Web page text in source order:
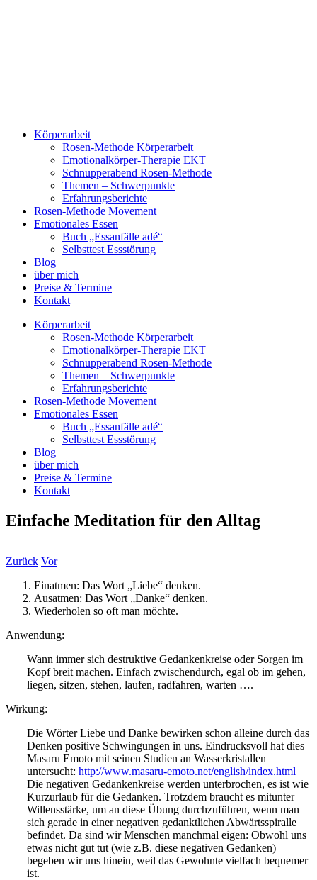
Körperarbeit
Rosen-Methode Körperarbeit
Emotionalkörper-Therapie EKT
Schnupperabend Rosen-Methode
Themen – Schwerpunkte
Erfahrungsberichte
Rosen-Methode Movement
Emotionales Essen
Buch „Essanfälle adé“
Selbsttest Essstörung
Blog
über mich
Preise & Termine
Kontakt
Körperarbeit
Rosen-Methode Körperarbeit
Emotionalkörper-Therapie EKT
Schnupperabend Rosen-Methode
Themen – Schwerpunkte
Erfahrungsberichte
Rosen-Methode Movement
Emotionales Essen
Buch „Essanfälle adé“
Selbsttest Essstörung
Blog
über mich
Preise & Termine
Kontakt
Einfache Meditation für den Alltag
Zurück Vor
Einatmen: Das Wort „Liebe“ denken.
Ausatmen: Das Wort „Danke“ denken.
Wiederholen so oft man möchte.
Anwendung:
Wann immer sich destruktive Gedankenkreise oder Sorgen im
Kopf breit machen. Einfach zwischendurch, egal ob im gehen,
liegen, sitzen, stehen, laufen, radfahren, warten ….
Wirkung:
Die Wörter Liebe und Danke bewirken schon alleine durch das
Denken positive Schwingungen in uns. Eindrucksvoll hat dies
Masaru Emoto mit seinen Studien an Wasserkristallen
untersucht: http://www.masaru-emoto.net/english/index.html
Die negativen Gedankenkreise werden unterbrochen, es ist wie
Kurzurlaub für die Gedanken. Trotzdem braucht es mitunter
Willensstärke, um an diese Übung durchzuführen, wenn man
sich gerade in einer negativen gedanktlichen Abwärtsspiralle
befindet. Da sind wir Menschen manchmal eigen: Obwohl uns
etwas nicht gut tut (wie z.B. diese negativen Gedanken)
begeben wir uns hinein, weil das Gewohnte vielfach bequemer
ist.